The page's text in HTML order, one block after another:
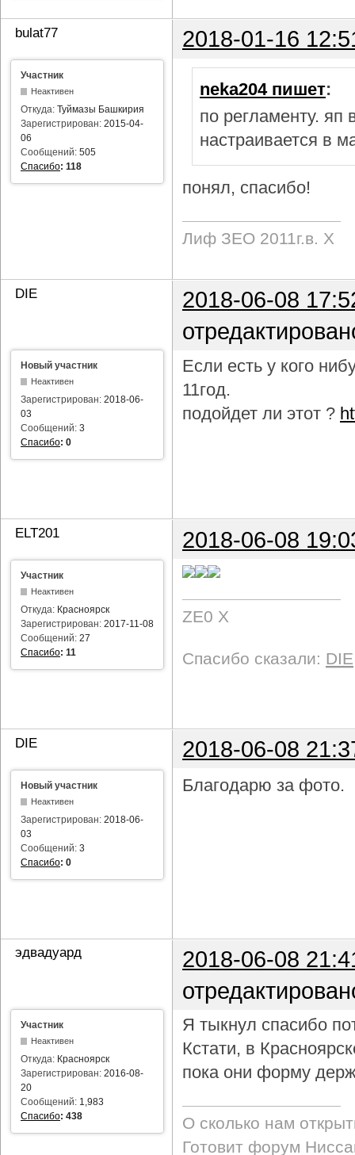
bulat77 2018-01-16
Участник
Неактивен
Откуда: Туймазы Башкирия
Зарегистрирован: 2015-04-
06
Сообщений: 505
Спасибо: 118
neka204 пишет:
по регламенту.
настраивается в
понял, спасибо!
Лиф ЗЕО 2011г.в. Х
DIE
2018-06-08
Новый участник
Неактивен
Зарегистрирован: 2018-06-
03
Сообщений: 3
Спасибо: 0
Если есть у кого
11год.
подойдет ли этот ?
ELT201 2018-06-08
Участник
Неактивен
Откуда: Красноярск
Зарегистрирован: 2017-11-08
Сообщений: 27
Спасибо: 11
ZE0 X
Спасибо сказали: DIE
DIE 2018-06-08
Новый участник
Неактивен
Зарегистрирован: 2018-06-
03
Сообщений: 3
Спасибо: 0
Благодарю за фото.
эдвадуард
2018-06-08
Участник
Неактивен
Откуда: Красноярск
Зарегистрирован: 2016-08-
20
Сообщений: 1,983
Спасибо: 438
Я тыкнул спасибо
Кстати, в
пока они форму
О сколько нам
Готовит форум